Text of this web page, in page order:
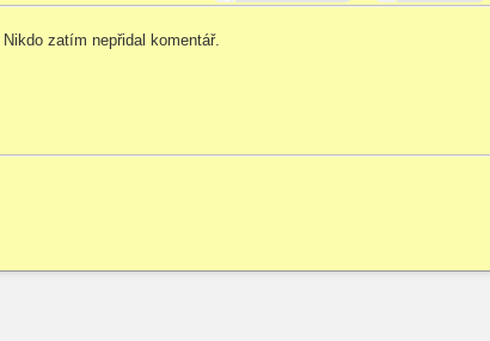
Nikdo zatím nepřidal komentář.